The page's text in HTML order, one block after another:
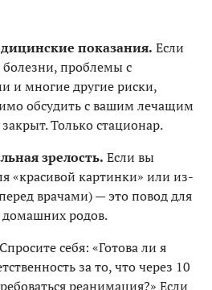
показания. Если
болезни, проблемы с
и многие другие риски,
обсудить с вашим лечащим
Только стационар.
зрелость. Если вы
«красивой картинки» или из-
врачами) — это повод для
домашних родов.
Спросите себя: «Готова ли я
за то, что через 10
реанимация?» Если